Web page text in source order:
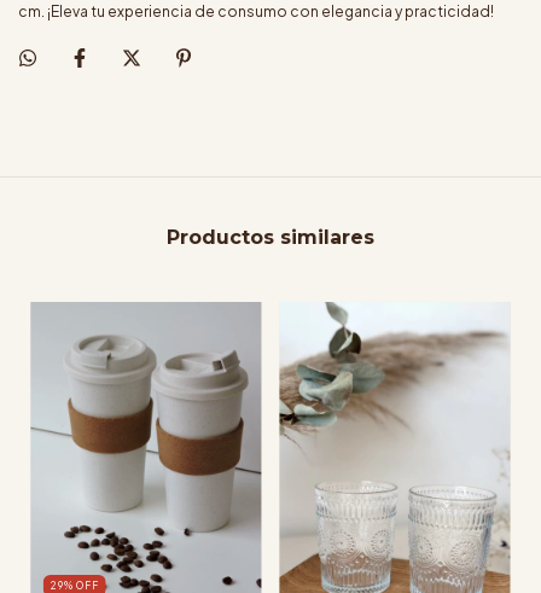
cm. ¡Eleva tu experiencia de consumo con elegancia y practicidad!
Productos similares
29% OFF